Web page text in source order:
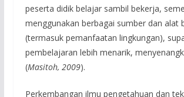
peserta didik belajar sambil bekerja,
menggunakan berbagai sumber dan alat
(termasuk pemanfaatan lingkungan),
pembelajaran lebih menarik,
(Masitoh, 2009).
Perkembangan ilmu pengetahuan dan